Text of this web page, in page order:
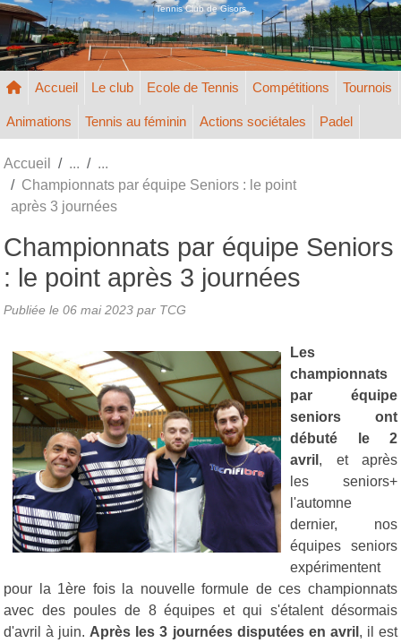
Tennis Club de Gisors
Accueil Le club Ecole de Tennis Compétitions Tournois
Animations Tennis au féminin Actions sociétales Padel
Accueil
Championnats par équipe Seniors : le point
après 3 journées
Championnats par équipe Seniors
: le point après 3 journées
Publiée le 06 mai 2023 par TCG
Les
championnats
par équipe
seniors ont
débuté le 2
avril , et après
les seniors+
l'automne
dernier, nos
équipes seniors
expérimentent
pour la 1ère fois la nouvelle formule de ces championnats
avec des poules de 8 équipes et qui s'étalent désormais
d'avril à juin. Après les 3 journées disputées en avril , il est
Panneau de gestion des cookies